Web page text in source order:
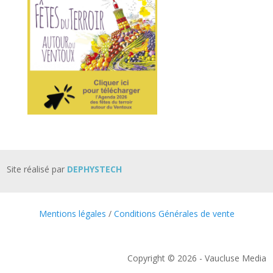
Site réalisé par DEPHYSTECH
Mentions légales / Conditions Générales de vente
Copyright © 2026 - Vaucluse Media